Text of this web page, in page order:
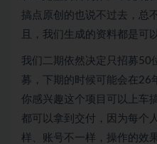
搞点原创的也说不过去，总
且，我们生成的资料都是可
我们二期依然决定只招募50
募，下期的时候可能会在26
你感兴趣这个项目可以上车
都可以拿到交付，因为每个
样、账号不一样，操作的效